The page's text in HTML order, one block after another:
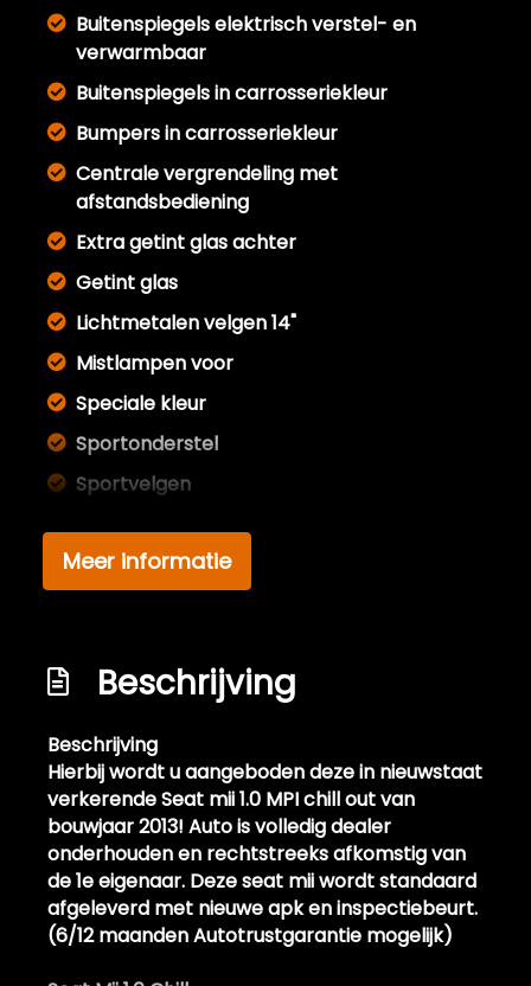
Buitenspiegels elektrisch verstel- en
verwarmbaar
Buitenspiegels in carrosseriekleur
Bumpers in carrosseriekleur
Centrale vergrendeling met
afstandsbediening
Extra getint glas achter
Getint glas
Lichtmetalen velgen 14"
Mistlampen voor
Speciale kleur
Sportonderstel
Sportvelgen
Interieur
Achterbank in delen neerklapbaar
Bestuurdersstoel in hoogte verstelbaar
Bluetooth media
Elektrische ramen voor
Lederen versnellingspook
Stuur leder
Stuurbekrachtiging
Overige
Meer informatie
Beschrijving
Beschrijving
Hierbij wordt u aangeboden deze in nieuwstaat
verkerende Seat mii 1.0 MPI chill out van
bouwjaar 2013! Auto is volledig dealer
onderhouden en rechtstreeks afkomstig van
de 1e eigenaar. Deze seat mii wordt standaard
afgeleverd met nieuwe apk en inspectiebeurt.
(6/12 maanden Autotrustgarantie mogelijk)